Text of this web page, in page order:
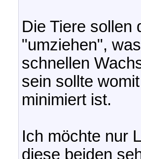
Die Tiere sollen
"umziehen",
schnellen
sein sollte
minimiert ist.
Ich möchte nur
diese beiden